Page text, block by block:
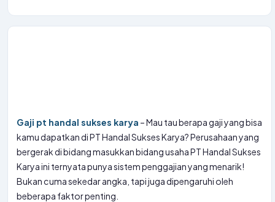
Gaji pt handal sukses karya – Mau tau berapa gaji yang bisa
kamu dapatkan di PT Handal Sukses Karya? Perusahaan yang
bergerak di bidang masukkan bidang usaha PT Handal Sukses
Karya ini ternyata punya sistem penggajian yang menarik!
Bukan cuma sekedar angka, tapi juga dipengaruhi oleh
beberapa faktor penting.